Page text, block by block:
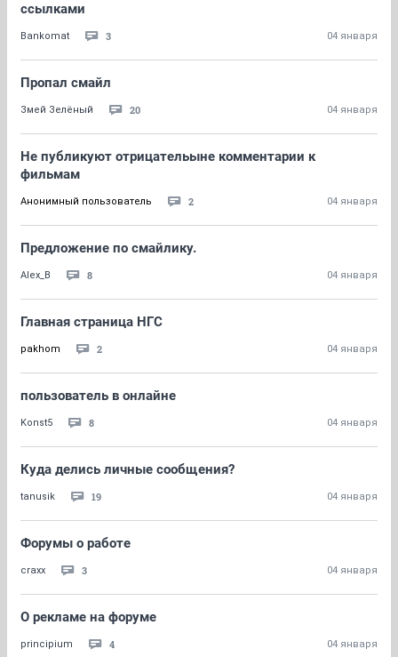
ссылками
Bankomat 3 04 января
Пропал смайл
Змей Зелёный 20 04 января
Не публикуют отрицательыне комментарии к
фильмам
Анонимный пользователь 2 04 января
Предложение по смайлику.
Alex_B 8 04 января
Главная страница НГС
pakhom 2 04 января
пользователь в онлайне
Konst5 8 04 января
Куда делись личные сообщения?
tanusik 19 04 января
Форумы о работе
craxx 3 04 января
О рекламе на форуме
principium 4 04 января